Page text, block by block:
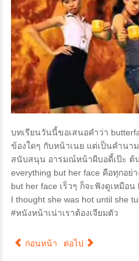
บทเรียนวันนี้ขอเสนอคำว่า
ข้องใดๆ กับหน้าเนย แต่เป็นคำนา
สนับสนุน อารมณ์หน้าผีบอดี้เป๊ะ ต้
everything but her face คือทุกอย่
but her face เร็วๆ ก็จะฟังดูเหมือ
I thought she was hot until she
#หนังหน้าเน่าเราต้องเจียมตัว
ก่อนหน้า ต่อไป